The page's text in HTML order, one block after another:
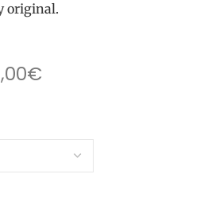
original.
€